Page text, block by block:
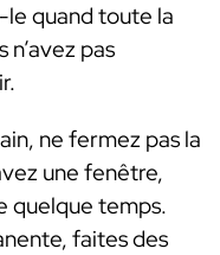
le quand toute la
n’avez pas
ne fermez pas la
une fenêtre,
quelque temps.
faites des